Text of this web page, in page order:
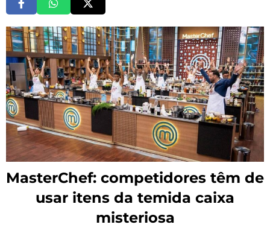
MasterChef: competidores têm de
usar itens da temida caixa
misteriosa